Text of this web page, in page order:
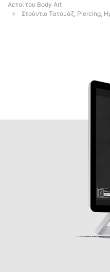
Αετοί του Body Art
Στούντιο Τατουάζ, Piercing,